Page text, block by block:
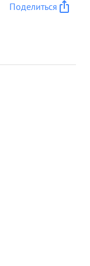
Поделиться